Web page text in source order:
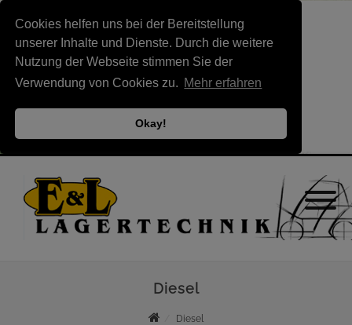
Cookies helfen uns bei der Bereitstellung
unserer Inhalte und Dienste. Durch die weitere
Nutzung der Webseite stimmen Sie der
Verwendung von Cookies zu. Mehr erfahren
Okay!
Diesel
Diesel